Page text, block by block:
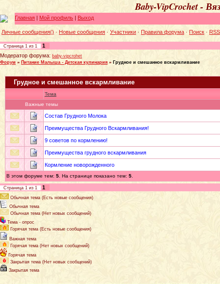
Baby-VipCrochet -
Главная | Мой профиль | Выход
Личные сообщения() · Новые сообщения · Участники · Правила форума · Поиск · RSS
Страница 1 из 1
1
Модератор форума: baby-vipcrohet
Форум » Питание Малыша - Детская кулинария » Грудное и смешанное вскармливание
Грудное и смешанное вскармливание
Тема
Важные темы
Состав Грудного Молока
Преимущества Грудного Вскармливания!
9 советов по кормлению!
Преимущества грудного вскармливания
Кормление новорожденного
В этом форуме тем: 5. На странице показано тем: 5.
Страница 1 из 1 1
Обычная тема (Есть новые сообщения)
Обычная тема
Обычная тема (Нет новых сообщений)
Тема - опрос
Горячая тема (Есть новые сообщения)
Важная тема
Горячая тема (Нет новых сообщений)
Горячая тема
Закрытая тема (Нет новых сообщений)
Закрытая тема